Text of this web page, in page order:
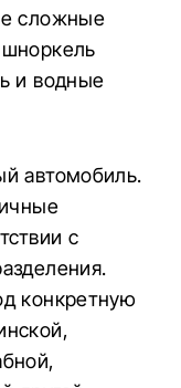
сложные
и водные
автомобиль.
с
конкретную